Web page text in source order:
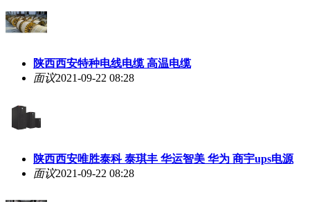
陕西西安特种电线电缆 高温电缆
面议2021-09-22 08:28
陕西西安唯胜泰科 泰琪丰 华运智美 华为 商宇ups电源
面议2021-09-22 08:28